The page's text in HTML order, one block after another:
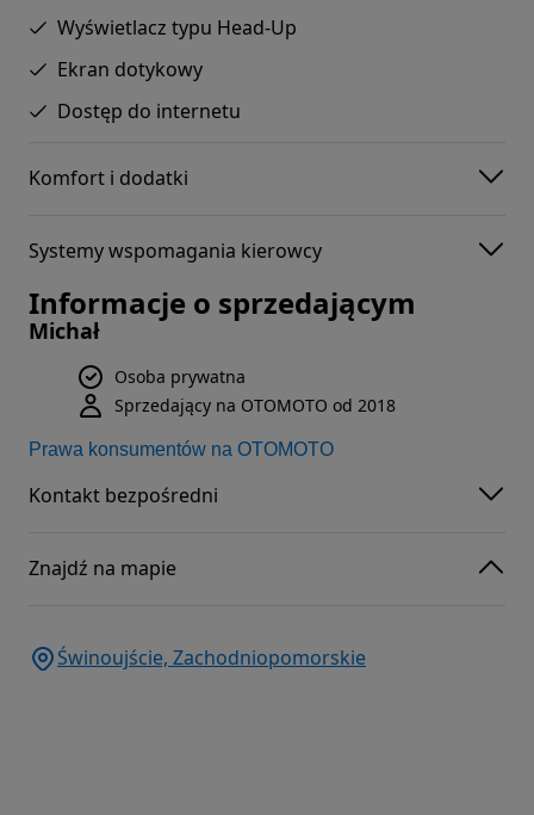
Wyświetlacz typu Head-Up
Ekran dotykowy
Dostęp do internetu
Komfort i dodatki
Systemy wspomagania kierowcy
Informacje o sprzedającym
Michał
Osoba prywatna
Sprzedający na OTOMOTO od 2018
Prawa konsumentów na OTOMOTO
Kontakt bezpośredni
Znajdź na mapie
Świnoujście, Zachodniopomorskie